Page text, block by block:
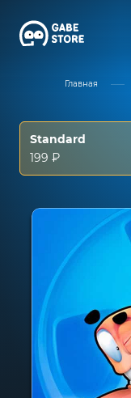
Главная
Standard
199 ₽